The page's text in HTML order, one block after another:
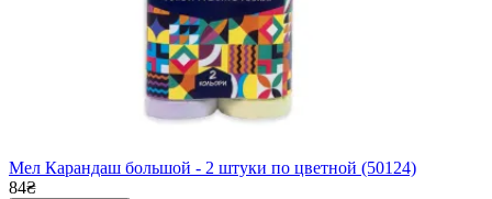
Мел Карандаш большой - 2 штуки по цветной (50124)
84₴